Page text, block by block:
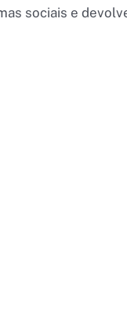
sociais e